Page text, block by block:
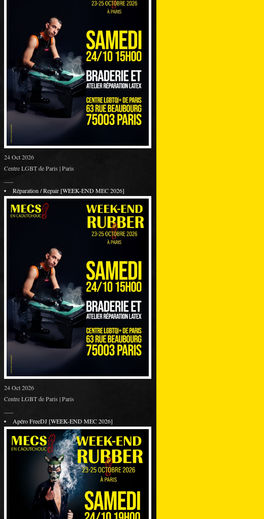
24 Oct 2026
Centre LGBT de Paris | Paris
Réparation / Repair [WEEK-END MEC 2026]
24 Oct 2026
Centre LGBT de Paris | Paris
Apéro FreeDJ [WEEK-END MEC 2026]